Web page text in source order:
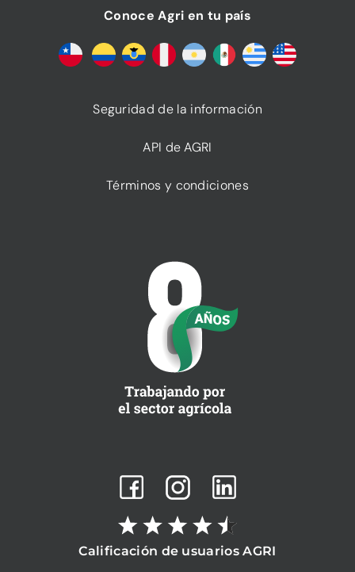
Conoce Agri en tu país
Seguridad de la información
API de AGRI
Términos y condiciones
Calificación de usuarios AGRI